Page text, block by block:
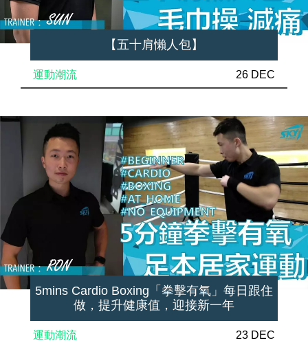
【五十肩懶人包】
運動潮流 26 DEC
5mins Cardio Boxing「拳擊有氧」每日跟住
做，提升健康值，迎接新一年
運動潮流 23 DEC